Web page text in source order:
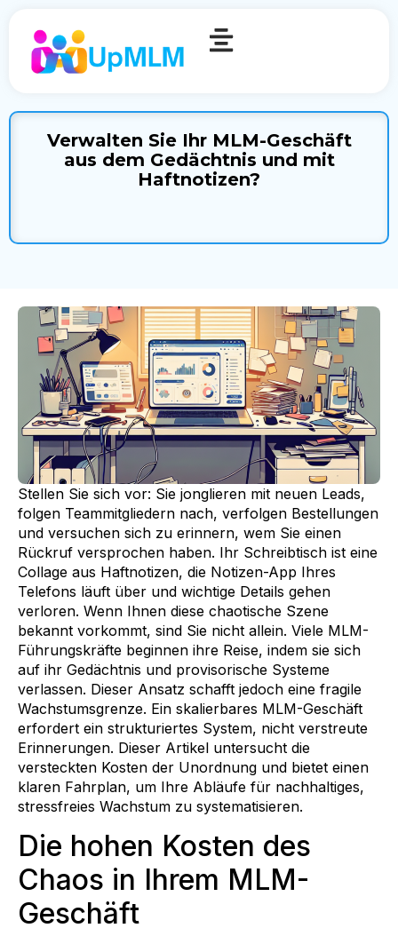
Verwalten Sie Ihr MLM-Geschäft
aus dem Gedächtnis und mit
Haftnotizen?
Stellen Sie sich vor: Sie jonglieren mit neuen Leads,
folgen Teammitgliedern nach, verfolgen Bestellungen
und versuchen sich zu erinnern, wem Sie einen
Rückruf versprochen haben. Ihr Schreibtisch ist eine
Collage aus Haftnotizen, die Notizen-App Ihres
Telefons läuft über und wichtige Details gehen
verloren. Wenn Ihnen diese chaotische Szene
bekannt vorkommt, sind Sie nicht allein. Viele MLM-
Führungskräfte beginnen ihre Reise, indem sie sich
auf ihr Gedächtnis und provisorische Systeme
verlassen. Dieser Ansatz schafft jedoch eine fragile
Wachstumsgrenze. Ein skalierbares MLM-Geschäft
erfordert ein strukturiertes System, nicht verstreute
Erinnerungen. Dieser Artikel untersucht die
versteckten Kosten der Unordnung und bietet einen
klaren Fahrplan, um Ihre Abläufe für nachhaltiges,
stressfreies Wachstum zu systematisieren.
Die hohen Kosten des
Chaos in Ihrem MLM-
Geschäft